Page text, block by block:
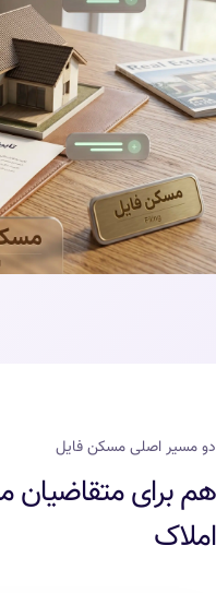
دو مسیر اصلی مسکن فایل
هم برای متقاضیان
املاک